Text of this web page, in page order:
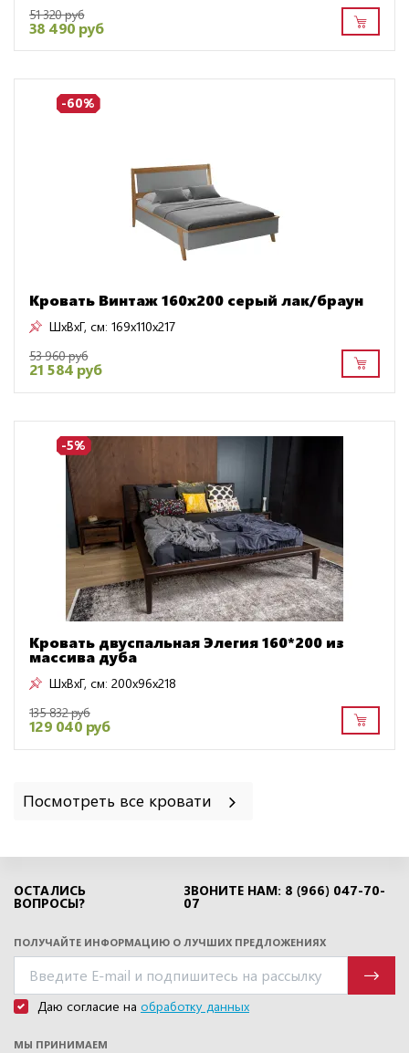
51 320 руб
38 490 руб
-60%
Кровать Винтаж 160х200 серый лак/браун
ШxВxГ, см: 169x110x217
53 960 руб
21 584 руб
-5%
Кровать двуспальная Элегия 160*200 из
массива дуба
ШxВxГ, см: 200x96x218
135 832 руб
129 040 руб
Посмотреть все кровати
ОСТАЛИСЬ
ВОПРОСЫ?
ЗВОНИТЕ НАМ: 8 (966) 047-70-
07
ПОЛУЧАЙТЕ ИНФОРМАЦИЮ О ЛУЧШИХ ПРЕДЛОЖЕНИЯХ
Даю согласие на обработку данных
МЫ ПРИНИМАЕМ